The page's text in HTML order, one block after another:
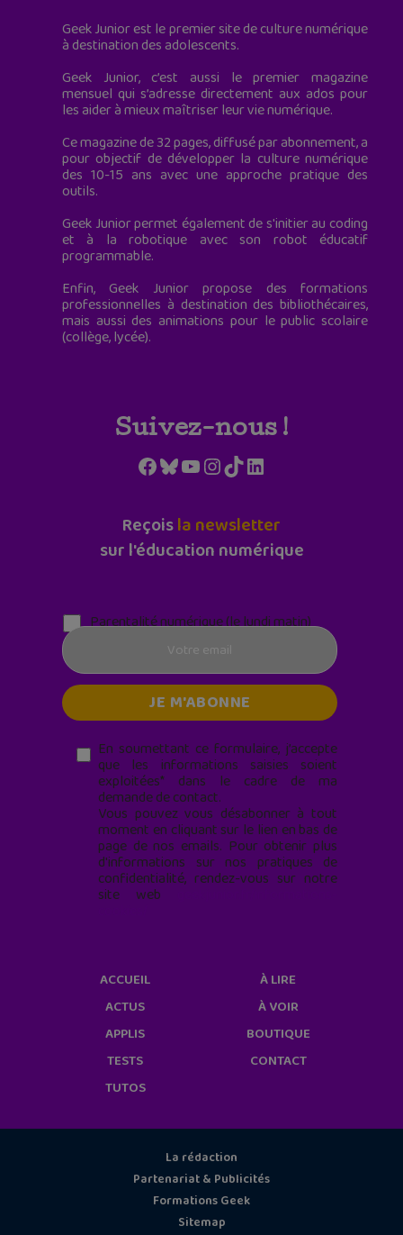
Geek Junior est le premier site de culture numérique
à destination des adolescents.
Geek Junior, c’est aussi le premier magazine
mensuel qui s’adresse directement aux ados pour
les aider à mieux maîtriser leur vie numérique.
Ce magazine de 32 pages, diffusé par abonnement, a
pour objectif de développer la culture numérique
des 10-15 ans avec une approche pratique des
outils.
Geek Junior permet également de s'initier au coding
et à la robotique avec son robot éducatif
programmable.
Enfin, Geek Junior propose des formations
professionnelles à destination des bibliothécaires,
mais aussi des animations pour le public scolaire
(collège, lycée).
Suivez-nous !
Facebook
Bluesky
YouTube
Instagram
TikTokLinkedIn
Reçoisla newsletter
sur l'éducation numérique
Parentalité numérique (le lundi matin)
En soumettant ce formulaire, j’accepte
que les informations saisies soient
exploitées* dans le cadre de ma
demande de contact.
Vous pouvez vous désabonner à tout
moment en cliquant sur le lien en bas de
page de nos emails. Pour obtenir plus
d'informations sur nos pratiques de
confidentialité, rendez-vous sur notre
site web
ACCUEIL
ACTUS
APPLIS
TESTS
TUTOS
À LIRE
À VOIR
BOUTIQUE
CONTACT
La rédaction
Partenariat & Publicités
Formations Geek
Sitemap